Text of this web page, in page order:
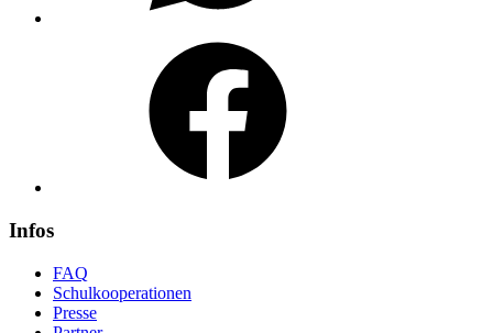
Infos
FAQ
Schulkooperationen
Presse